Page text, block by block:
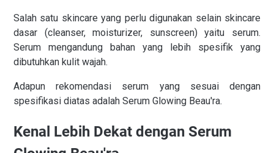
Salah satu skincare yang perlu digunakan selain skincare
dasar (cleanser, moisturizer, sunscreen) yaitu serum.
Serum mengandung bahan yang lebih spesifik yang
dibutuhkan kulit wajah.
Adapun rekomendasi serum yang sesuai dengan
spesifikasi diatas adalah Serum Glowing Beau'ra.
Kenal Lebih Dekat dengan Serum